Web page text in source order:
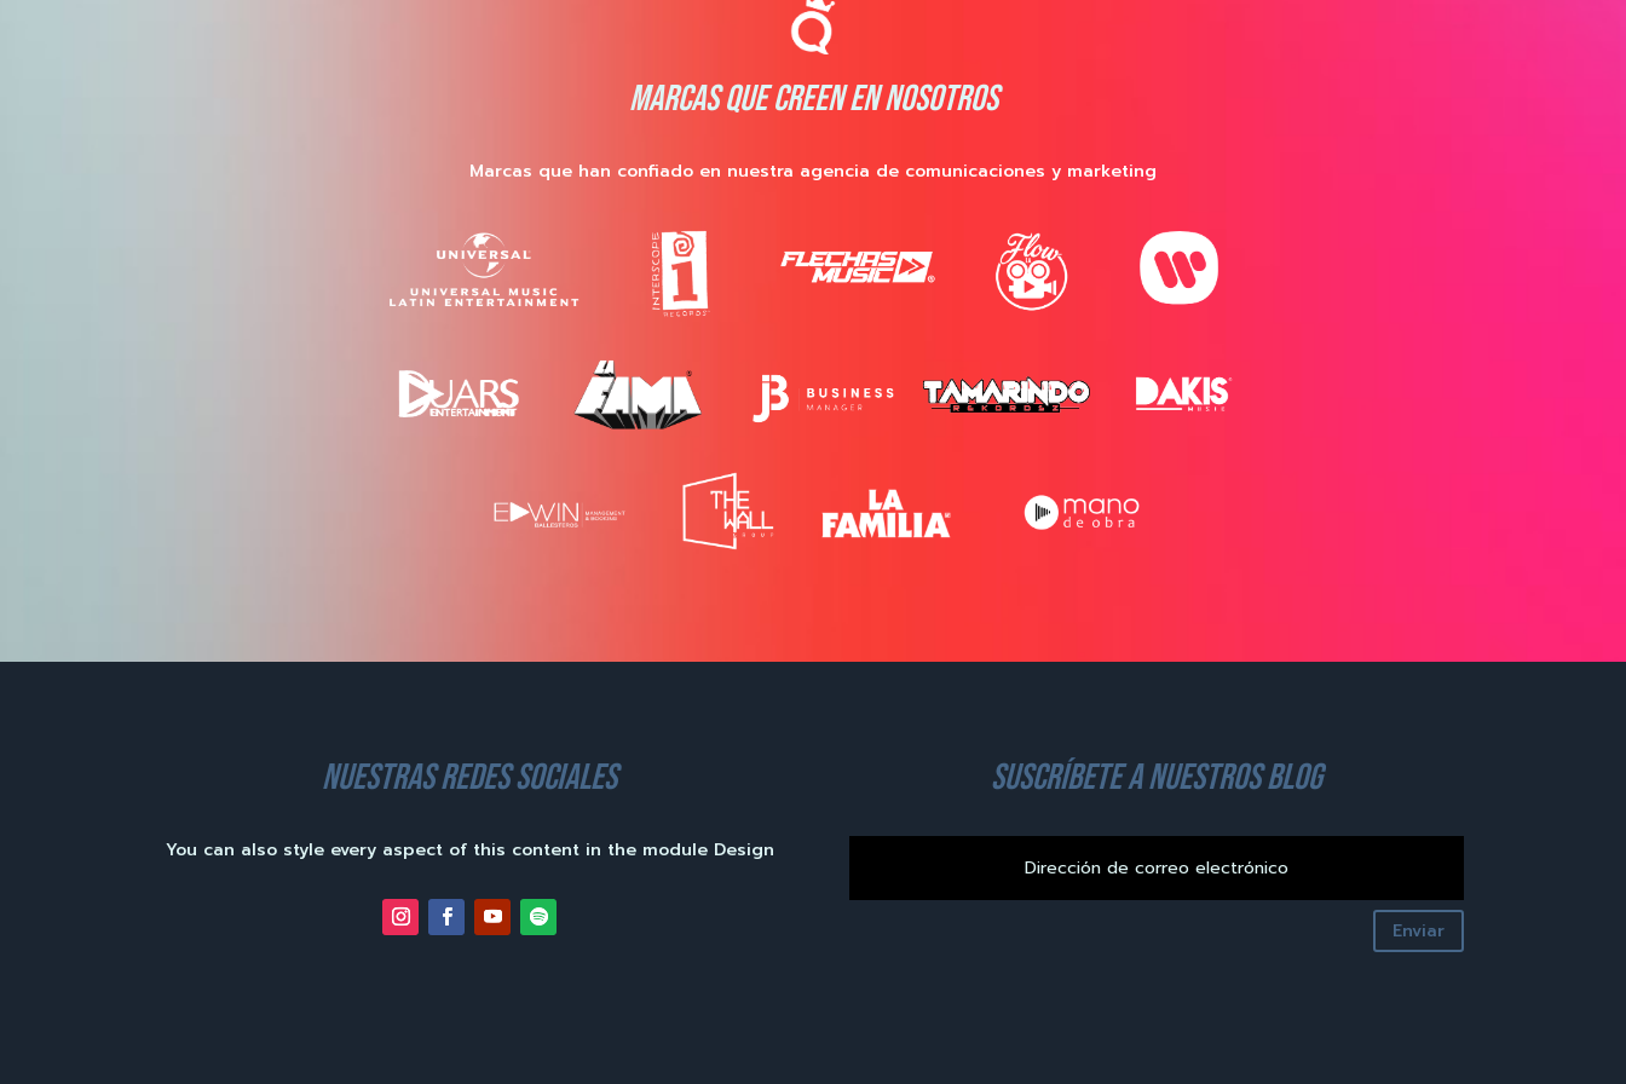
MARCAS QUE CREEN EN NOSOTROS
Marcas que han confiado en nuestra agencia de comunicaciones y marketing
nuestras redes sociales
You can also style every aspect of this content in the module Design
suscríbete a nuestros blog
Enviar